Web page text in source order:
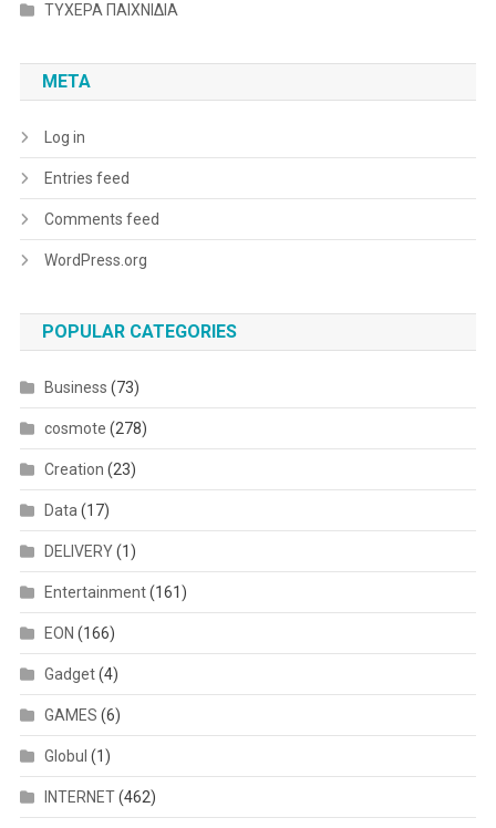
ΤΥΧΕΡΑ ΠΑΙΧΝΙΔΙΑ
META
Log in
Entries feed
Comments feed
WordPress.org
POPULAR CATEGORIES
Business (73)
cosmote (278)
Creation (23)
Data(17)
DELIVERY(1)
Entertainment(161)
EON (166)
Gadget(4)
GAMES (6)
Globul (1)
INTERNET(462)